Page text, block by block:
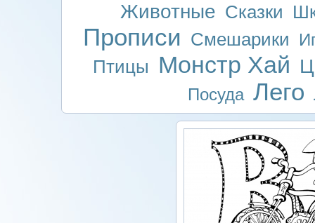
Животные Сказки
Прописи Смешарики
Птицы Монстр Хай
Посуда Лего